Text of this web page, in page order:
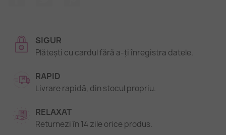
SIGUR
Plătești cu cardul fără a-ți înregistra datele.
RAPID
Livrare rapidă, din stocul propriu.
RELAXAT
Returnezi în 14 zile orice produs.